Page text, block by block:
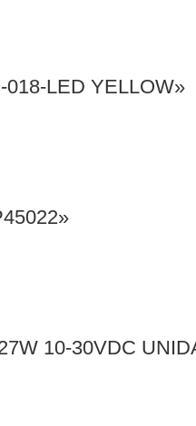
018-LED YELLOW»
10-30VDC